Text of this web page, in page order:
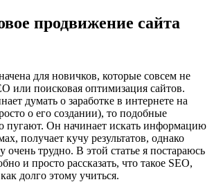
продвижение сайта
для новичков, которые совсем не
или поисковая оптимизация сайтов.
думать о заработке в интернете на
о его создании), то подобные
пугают. Он начинает искать информацию
получает кучу результатов, однако
очень трудно. В этой статье я постараюсь
и просто рассказать, что такое SEO,
долго этому учиться.